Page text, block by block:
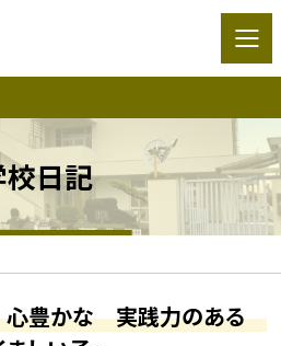
校日記
心豊かな 実践力のある